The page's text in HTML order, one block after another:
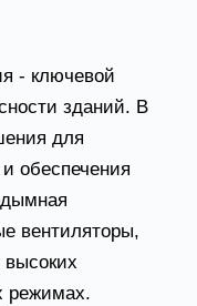
- ключевой
зданий. В
для
обеспечения
вентиляторы,
высоких
режимах.